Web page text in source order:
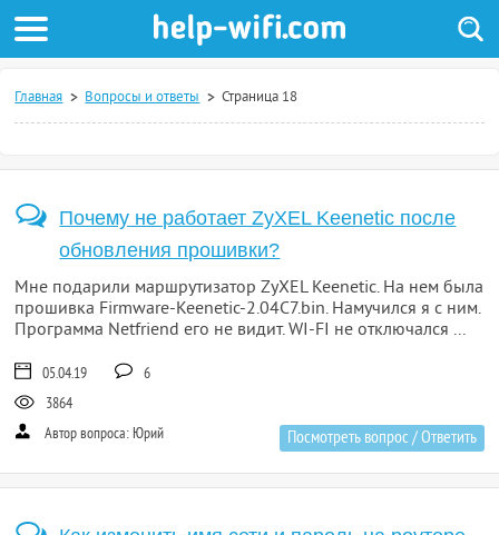
Главная Вопросы и ответы Страница 18
Почему не работает ZyXEL Keenetic после
обновления прошивки?
Мне подарили маршрутизатор ZyXEL Keenetic. На нем была
прошивка Firmware-Keenetic-2.04C7.bin. Намучился я с ним.
Программа Netfriend его не видит. WI-FI не отключался ...
05.04.19
6
3864
Автор вопроса: Юрий
Посмотреть вопрос / Ответить